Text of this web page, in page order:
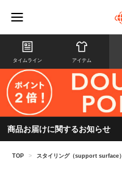
タイムライン アイテム
商品お届けに関するお知らせ
TOP > スタイリング（support surface）